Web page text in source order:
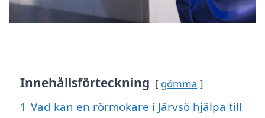
Innehållsförteckning gömma
1 Vad kan en rörmokare i Järvsö hjälpa till